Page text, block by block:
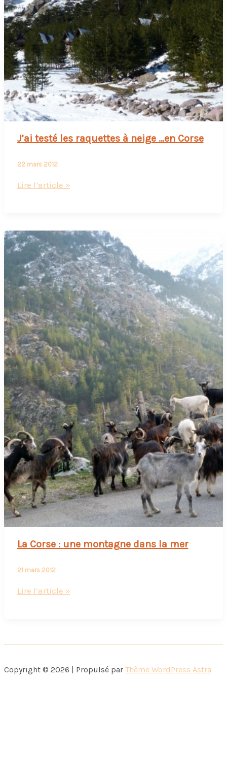
J’ai testé les raquettes à neige …en Corse
22 mars 2012
J’ai
à
neige
…
en
Corse
Lire l’article »
La Corse : une montagne dans la mer
21 mars 2012
La
montagne
la
Lire l’article »
Copyright © 2026 | Propulsé par Thème WordPress Astra